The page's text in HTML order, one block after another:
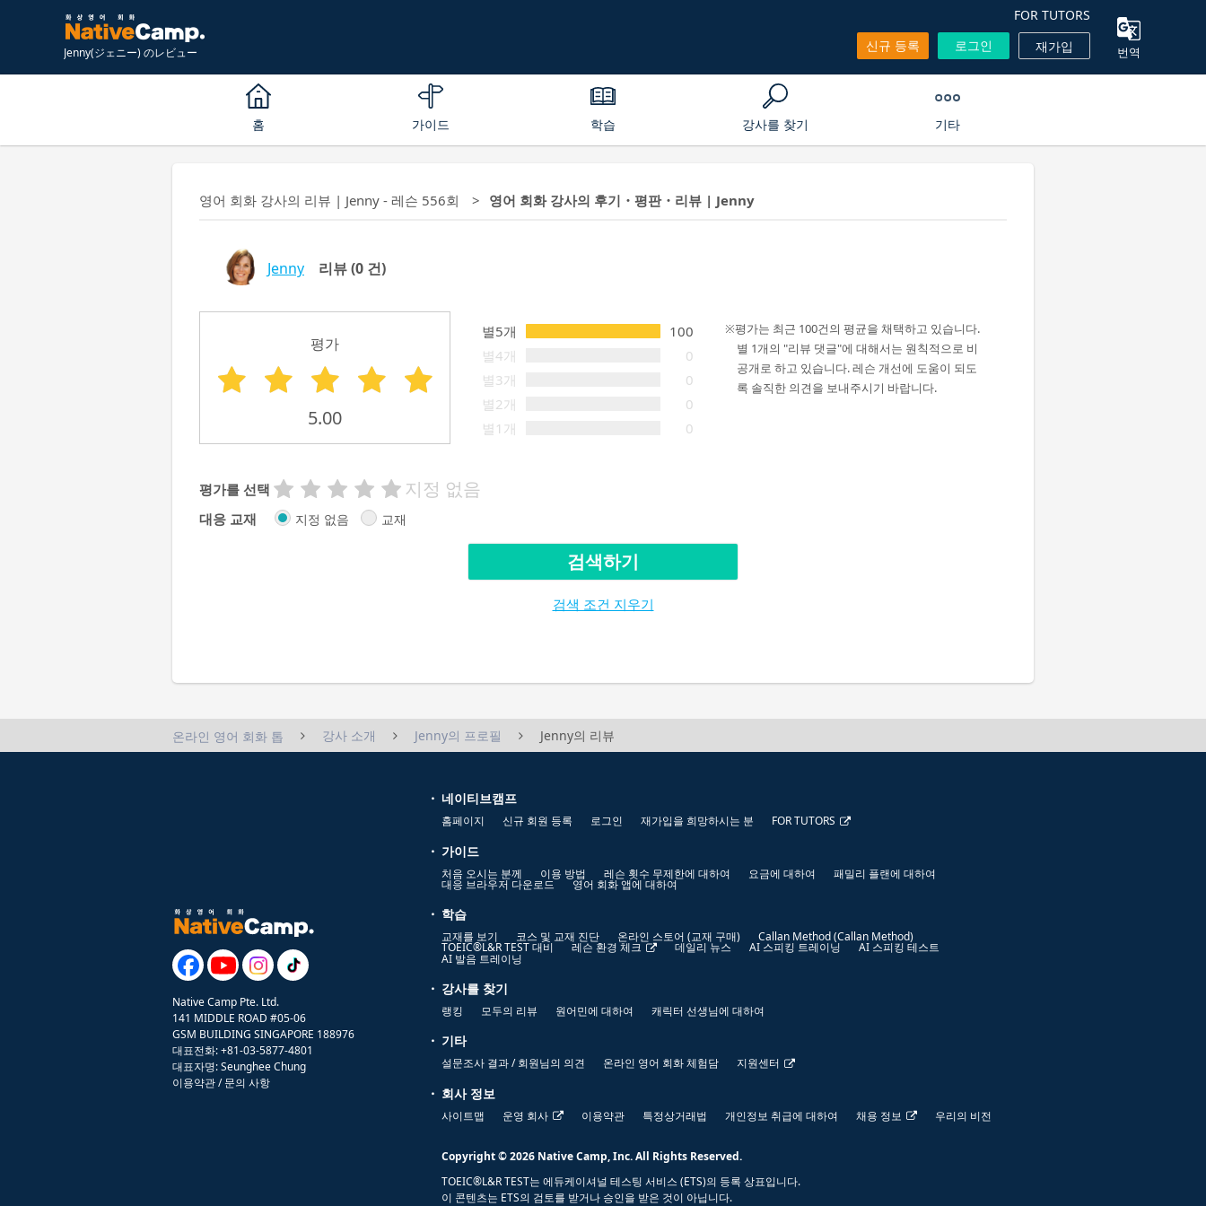
Jenny(ジェニー) のレビュー
FOR TUTORS
신규 등록
로그인 재가입 번역
홈 가이드 학습 강사를 찾기 기타
영어 회화 강사의 리뷰 | Jenny - 레슨 556회 영어 회화 강사의 후기・평판・리뷰 | Jenny
Jenny 리뷰(0 건)
평가
5.00
별5개
100
별4개
0
별3개
0
별2개
0
별1개
0
평가는 최근 100건의 평균을 채택하고 있습니다.
별 1개의 "리뷰 댓글"에 대해서는 원칙적으로 비
공개로 하고 있습니다. 레슨 개선에 도움이 되도
록 솔직한 의견을 보내주시기 바랍니다.
평가를 선택 지정 없음
대응 교재 지정 없음 교재
검색하기
검색 조건 지우기
온라인 영어 회화 톱 강사 소개 Jenny의 프로필 Jenny의 리뷰
Native Camp Pte. Ltd.
141 MIDDLE ROAD #05-06
GSM BUILDING SINGAPORE 188976
대표전화: +81-03-5877-4801
대표자명: Seunghee Chung
이용약관/문의 사항
네이티브캠프
홈페이지 신규 회원 등록 로그인 재가입을 희망하시는 분 FOR TUTORS
가이드
처음 오시는 분께 이용 방법 레슨 횟수 무제한에 대하여 요금에 대하여 패밀리 플랜에 대하여
대응 브라우저 다운로드 영어 회화 앱에 대하여
학습
교재를 보기 코스 및 교재 진단 온라인 스토어 (교재 구매) Callan Method (Callan Method)
TOEIC®L&R TEST 대비 레슨 환경 체크 데일리 뉴스 AI 스피킹 트레이닝 AI 스피킹 테스트
AI 발음 트레이닝
강사를 찾기
랭킹 모두의 리뷰 원어민에 대하여 캐릭터 선생님에 대하여
기타
설문조사 결과 / 회원님의 의견 온라인 영어 회화 체험담 지원센터
회사 정보
사이트맵 운영 회사 이용약관 특정상거래법 개인정보 취급에 대하여 채용 정보 우리의 비전
Copyright © 2026 Native Camp, Inc. All Rights Reserved.
TOEIC®L&R TEST는 에듀케이셔널 테스팅 서비스 (ETS)의 등록 상표입니다.
이 콘텐츠는 ETS의 검토를 받거나 승인을 받은 것이 아닙니다.